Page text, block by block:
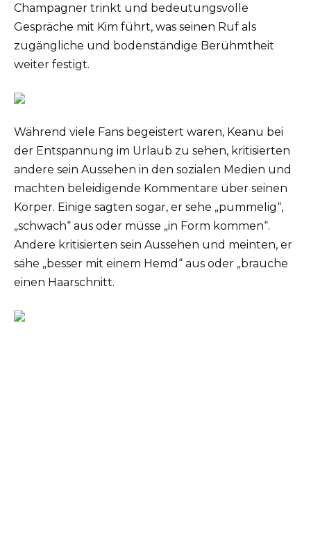
Champagner trinkt und bedeutungsvolle
Gespräche mit Kim führt, was seinen Ruf als
zugängliche und bodenständige Berühmtheit
weiter festigt.
Während viele Fans begeistert waren, Keanu bei
der Entspannung im Urlaub zu sehen, kritisierten
andere sein Aussehen in den sozialen Medien und
machten beleidigende Kommentare über seinen
Körper. Einige sagten sogar, er sehe „pummelig“,
„schwach“ aus oder müsse „in Form kommen“.
Andere kritisierten sein Aussehen und meinten, er
sähe „besser mit einem Hemd“ aus oder „brauche
einen Haarschnitt.